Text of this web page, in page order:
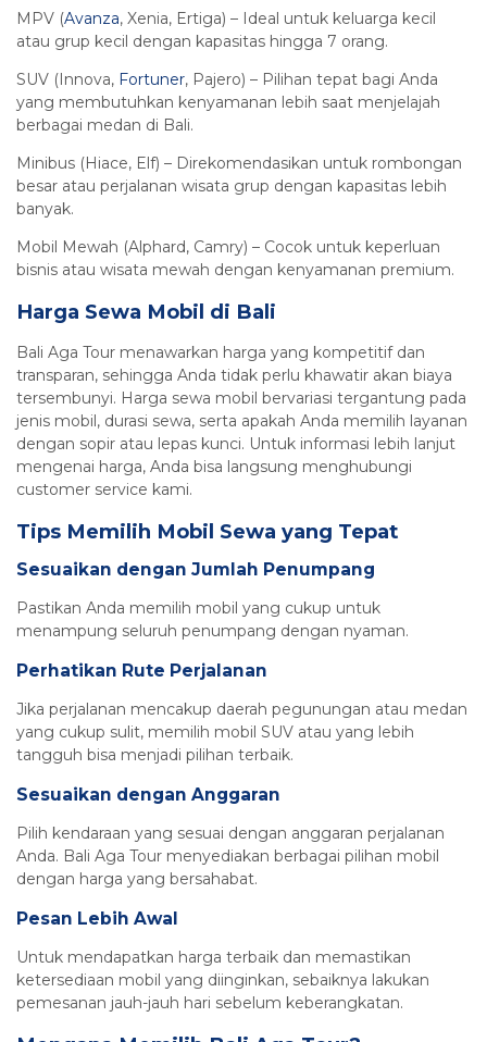
MPV (Avanza, Xenia, Ertiga) – Ideal untuk keluarga kecil
atau grup kecil dengan kapasitas hingga 7 orang.
SUV (Innova, Fortuner, Pajero) – Pilihan tepat bagi Anda
yang membutuhkan kenyamanan lebih saat menjelajah
berbagai medan di Bali.
Minibus (Hiace, Elf) – Direkomendasikan untuk rombongan
besar atau perjalanan wisata grup dengan kapasitas lebih
banyak.
Mobil Mewah (Alphard, Camry) – Cocok untuk keperluan
bisnis atau wisata mewah dengan kenyamanan premium.
Harga Sewa Mobil di Bali
Bali Aga Tour menawarkan harga yang kompetitif dan
transparan, sehingga Anda tidak perlu khawatir akan biaya
tersembunyi. Harga sewa mobil bervariasi tergantung pada
jenis mobil, durasi sewa, serta apakah Anda memilih layanan
dengan sopir atau lepas kunci. Untuk informasi lebih lanjut
mengenai harga, Anda bisa langsung menghubungi
customer service kami.
Tips Memilih Mobil Sewa yang Tepat
Sesuaikan dengan Jumlah Penumpang
Pastikan Anda memilih mobil yang cukup untuk
menampung seluruh penumpang dengan nyaman.
Perhatikan Rute Perjalanan
Jika perjalanan mencakup daerah pegunungan atau medan
yang cukup sulit, memilih mobil SUV atau yang lebih
tangguh bisa menjadi pilihan terbaik.
Sesuaikan dengan Anggaran
Pilih kendaraan yang sesuai dengan anggaran perjalanan
Anda. Bali Aga Tour menyediakan berbagai pilihan mobil
dengan harga yang bersahabat.
Pesan Lebih Awal
Untuk mendapatkan harga terbaik dan memastikan
ketersediaan mobil yang diinginkan, sebaiknya lakukan
pemesanan jauh-jauh hari sebelum keberangkatan.